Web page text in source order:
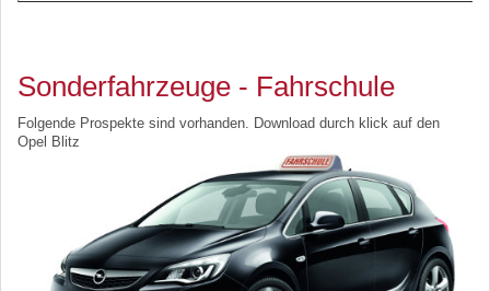
Sonderfahrzeuge - Fahrschule
Folgende Prospekte sind vorhanden. Download durch klick auf den
Opel Blitz